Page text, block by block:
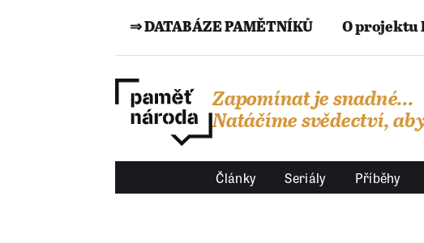
⇒ DATABÁZE PAMĚTNÍKŮ O projektu
Zapomínat je snadné...
Natáčíme svědectví,
Články Seriály Příběhy